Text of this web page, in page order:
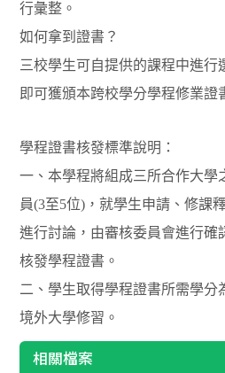
行彙整。
如何拿到證書？
三校學生可自提供的課程中進行
即可獲頒本跨校學分學程修業證
學程證書核發標準說明：
一、本學程將組成三所合作大學
員(3至5位)，就學生申請、修課
進行討論，由審核委員會進行確
核發學程證書。
二、學生取得學程證書所需學分
境外大學修習。
相關檔案